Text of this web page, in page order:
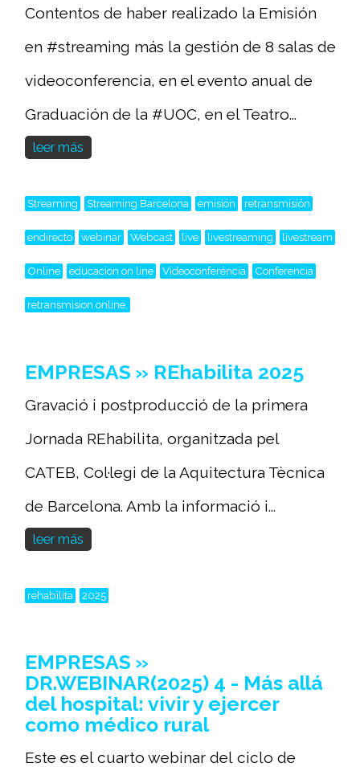
Contentos de haber realizado la Emisión
en #streaming más la gestión de 8 salas de
videoconferencia, en el evento anual de
Graduación de la #UOC, en el Teatro...
leer más
Streaming Streaming Barcelona emisión retransmisión
endirecto webinar Webcast live livestreaming livestream
Online educacion on line Videoconferéncia Conferencia
retransmision online,
EMPRESAS » REhabilita 2025
Gravació i postproducció de la primera
Jornada REhabilita, organitzada pel
CATEB, Col·legi de la Aquitectura Tècnica
de Barcelona. Amb la informació i...
leer más
rehabilita 2025
EMPRESAS »
DR.WEBINAR(2025) 4 - Más allá
del hospital: vivir y ejercer
como médico rural
Este es el cuarto webinar del ciclo de